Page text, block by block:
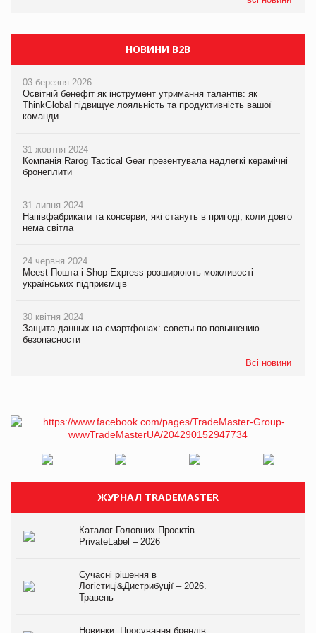
НОВИНИ B2B
03 березня 2026
Освітній бенефіт як інструмент утримання талантів: як
ThinkGlobal підвищує лояльність та продуктивність вашої
команди
31 жовтня 2024
Компанія Rarog Tactical Gear презентувала надлегкі керамічні
бронеплити
31 липня 2024
Напівфабрикати та консерви, які стануть в пригоді, коли довго
нема світла
24 червня 2024
Meest Пошта і Shop-Express розширюють можливості
українських підприємців
30 квітня 2024
Защита данных на смартфонах: советы по повышению
безопасности
Всі новини
ЖУРНАЛ TRADEMASTER
Каталог Головних Проєктів
PrivateLabel – 2026
Сучасні рішення в
Логістиці&Дистрибуції – 2026.
Травень
Новинки. Просування брендів